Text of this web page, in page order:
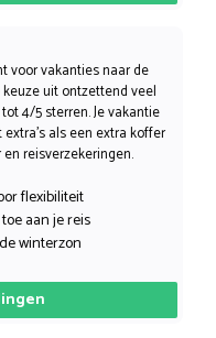
voor vakanties naar de
keuze uit ontzettend veel
4/5 sterren. Je vakantie
als een extra koffer
reisverzekeringen.
flexibiliteit
aan je reis
winterzon